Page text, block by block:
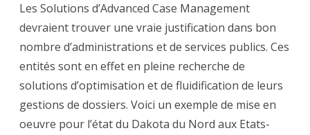
dans
le
secteur
public
–
Dakota
du
Nord
Les Solutions d’Advanced Case Management
devraient trouver une vraie justification dans bon
nombre d’administrations et de services publics. Ces
entités sont en effet en pleine recherche de
solutions d’optimisation et de fluidification de leurs
gestions de dossiers. Voici un exemple de mise en
oeuvre pour l’état du Dakota du Nord aux Etats-